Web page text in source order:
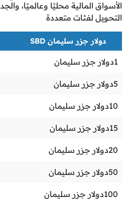
الأسواق المالية محليًا وعالميًا،
التحويل لفئات متعددة
دولار جزر سليمان SBD
1دولار جزر سليمان
5دولار جزر سليمان
10دولار جزر سليمان
15دولار جزر سليمان
20دولار جزر سليمان
50دولار جزر سليمان
100دولار جزر سليمان